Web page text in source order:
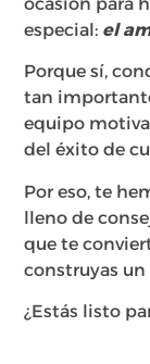
especial: el
Porque sí,
tan
equipo
del éxito de
Por eso, te
lleno de
que te
construyas
¿Estás listo